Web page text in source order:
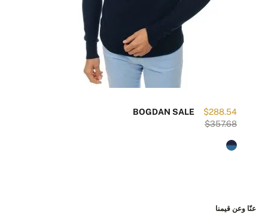
$288.54
$357.68
BOGDAN SALE
عنّا وعن قيمنا